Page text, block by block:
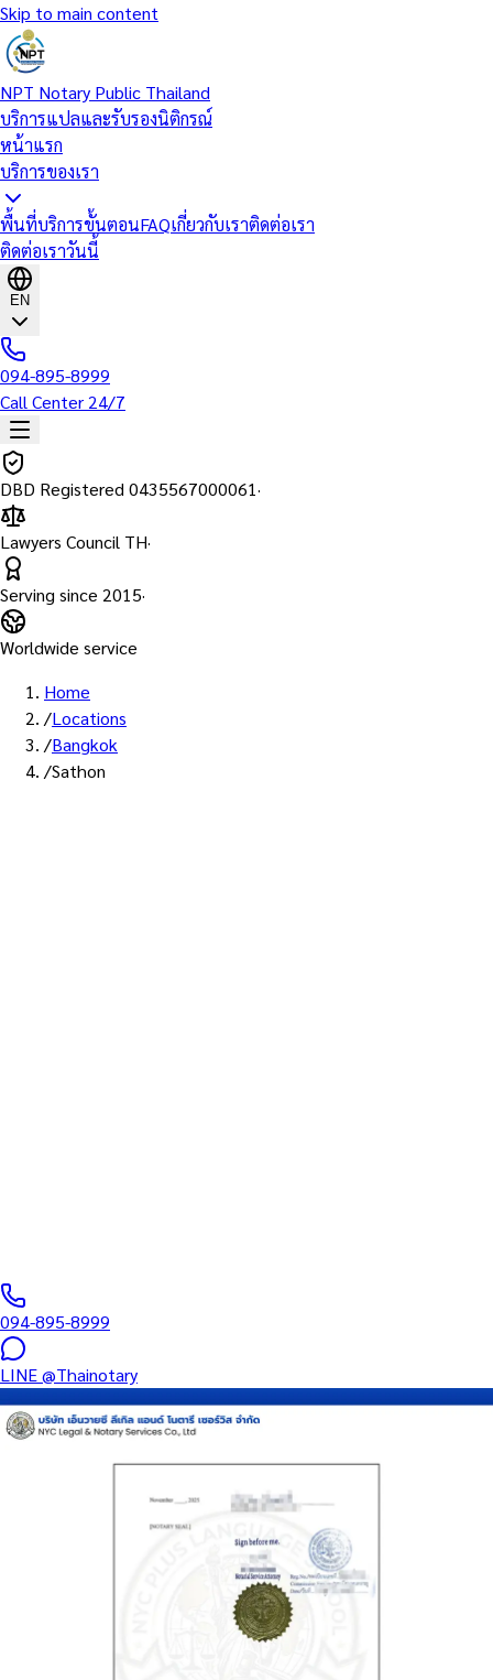
Skip to main content
NPT Notary Public Thailand
บริการแปลและรับรองนิติกรณ์
หน้าแรก
บริการของเรา
พื้นที่บริการขั้นตอนFAQเกี่ยวกับเราติดต่อเรา
ติดต่อเราวันนี้
EN
094-895-8999
Call Center 24/7
DBD Registered 0435567000061·
Lawyers Council TH·
Serving since 2015·
Worldwide service
Home
/Locations
/Bangkok
/Sathon
094-895-8999
LINE@Thainotary